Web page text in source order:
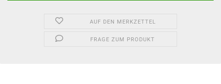
AUF DEN MERKZETTEL
FRAGE ZUM PRODUKT